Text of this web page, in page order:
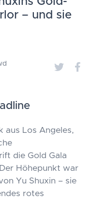
– und sie
aus Los Angeles,
die Gold Gala
Höhepunkt war
Yu Shuxin – sie
rotes